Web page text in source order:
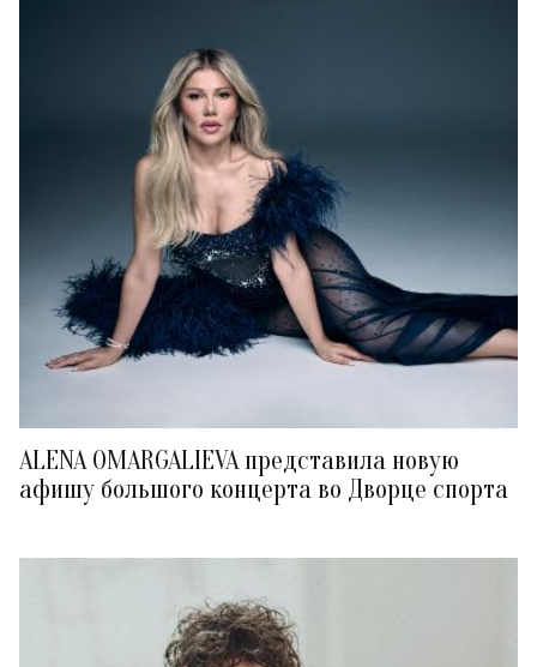
ALENA OMARGALIEVA представила новую
афишу большого концерта во Дворце спорта